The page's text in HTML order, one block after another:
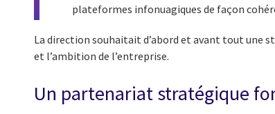
plateformes infonuagiques de façon
La direction souhaitait d’abord et avant tout une
et l’ambition de l’entreprise.
Un partenariat stratégique